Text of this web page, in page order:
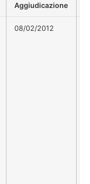
Aggiudicazione
08/02/2012